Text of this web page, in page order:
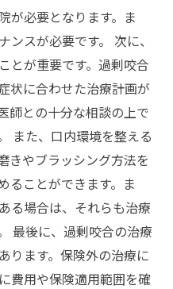
が必要となります。ま
スが必要です。 次に、
とが重要です。過剰咬合
状に合わせた治療計画が
師との十分な相談の上で
また、口内環境を整える
きやブラッシング方法を
ることができます。ま
る場合は、それらも治療
最後に、過剰咬合の治療
ります。保険外の治療に
費用や保険適用範囲を確